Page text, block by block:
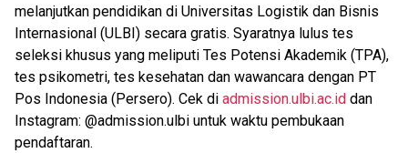
melanjutkan pendidikan di Universitas Logistik dan Bisnis
Internasional (ULBI) secara gratis. Syaratnya lulus tes
seleksi khusus yang meliputi Tes Potensi Akademik (TPA),
tes psikometri, tes kesehatan dan wawancara dengan PT
Pos Indonesia (Persero). Cek di admission.ulbi.ac.id dan
Instagram: @admission.ulbi untuk waktu pembukaan
pendaftaran.